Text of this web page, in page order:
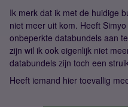
Ik merk dat ik met de huidige
niet meer uit kom. Heeft
onbeperkte databundels aan
zijn wil ik ook eigenlijk niet
databundels zijn toch een
Heeft iemand hier toevallig